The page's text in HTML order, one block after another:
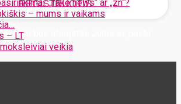
„fake news“ ar „zn“?
– mums ir vaikams
– LT
moksleiviai veikia
bus atsiųstas Jums el. paštu